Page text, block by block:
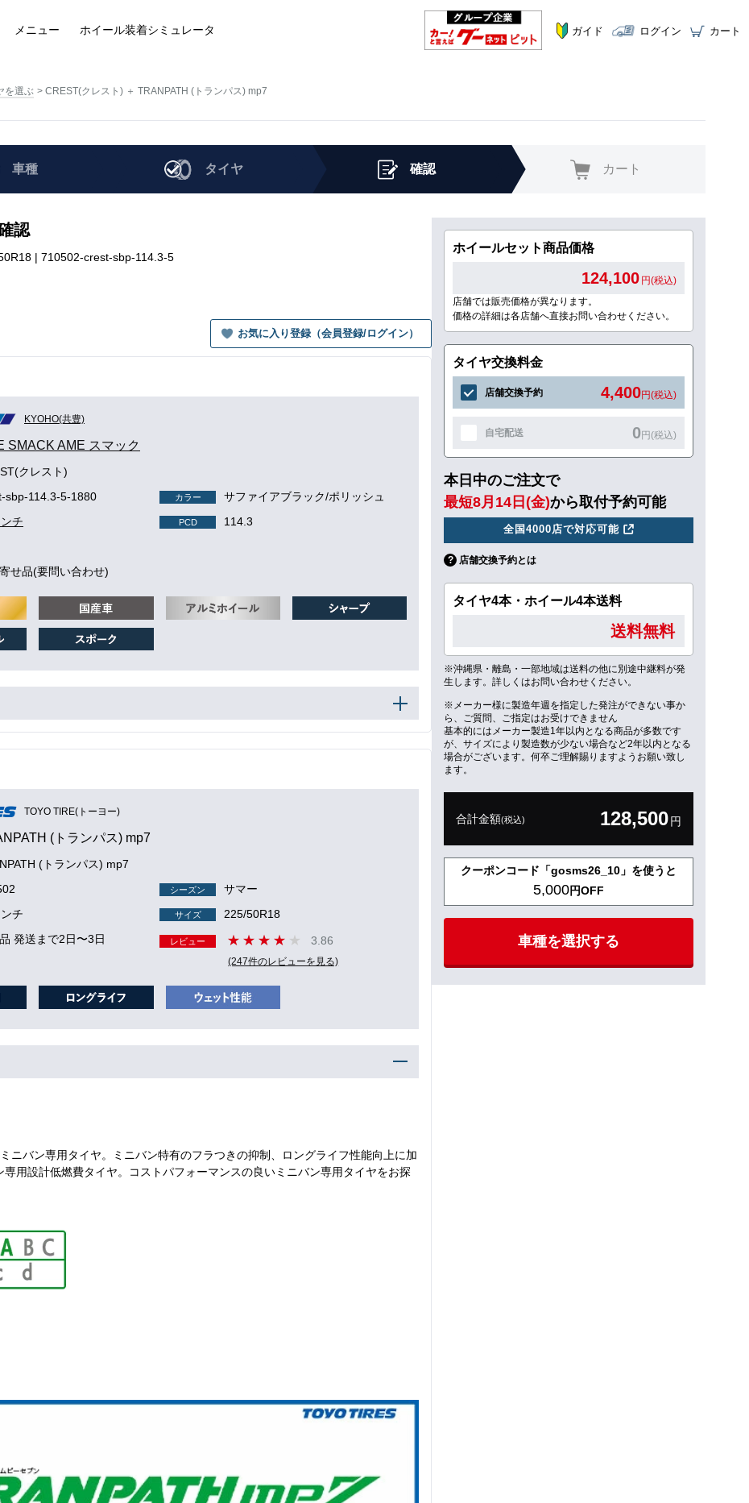
メニュー ホイール装着シミュレータ ガイド ログイン カート
を選ぶ CREST(クレスト) ＋ TRANPATH (トランパス) mp7
車種 タイヤ 確認 カート
認
| 710502-crest-sbp-114.3-5
お気に入り登録（会員登録/ログイン）
KYOHO(共豊)
SMACK AME スマック
クレスト)
sbp-114.3-5-1880 カラー サファイアブラック/ポリッシュ
チ PCD 114.3
せ品(要問い合わせ)
TOYO TIRE(トーヨー)
(トランパス) mp7
(トランパス) mp7
シーズン サマー
チ サイズ 225/50R18
発送まで2日〜3日 レビュー 3.86
(247件のレビューを見る)
ニバン専用タイヤ。ミニバン特有のフラつきの抑制、ロングライフ性能向上に加
用設計低燃費タイヤ。コストパフォーマンスの良いミニバン専用タイヤをお探
ホイールセット商品価格
124,100 円(税込)
店舗では販売価格が異なります。
価格の詳細は各店舗へ直接お問い合わせください。
タイヤ交換料金
店舗交換予約 4,400円(税込)
自宅配送 0円(税込)
本日中のご注文で
最短8月14日(金)から取付予約可能
全国4000店で対応可能
店舗交換予約とは
タイヤ4本・ホイール4本送料
送料無料
※沖縄県・離島・一部地域は送料の他に別途中継料が発
生します。詳しくはお問い合わせください。
※メーカー様に製造年週を指定した発注ができない事か
ら、ご質問、ご指定はお受けできません
基本的にはメーカー製造1年以内となる商品が多数です
が、サイズにより製造数が少ない場合など2年以内となる
場合がございます。何卒ご理解賜りますようお願い致し
ます。
合計金額(税込) 128,500円
クーポンコード「gosms26_10」を使うと
5,000円OFF
車種を選択する